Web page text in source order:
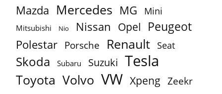
Mazda Mercedes MG Mini
Mitsubishi Nio Nissan Opel Peugeot
Polestar Porsche Renault Seat
Skoda Subaru Suzuki Tesla
Toyota Volvo VW Xpeng Zeekr